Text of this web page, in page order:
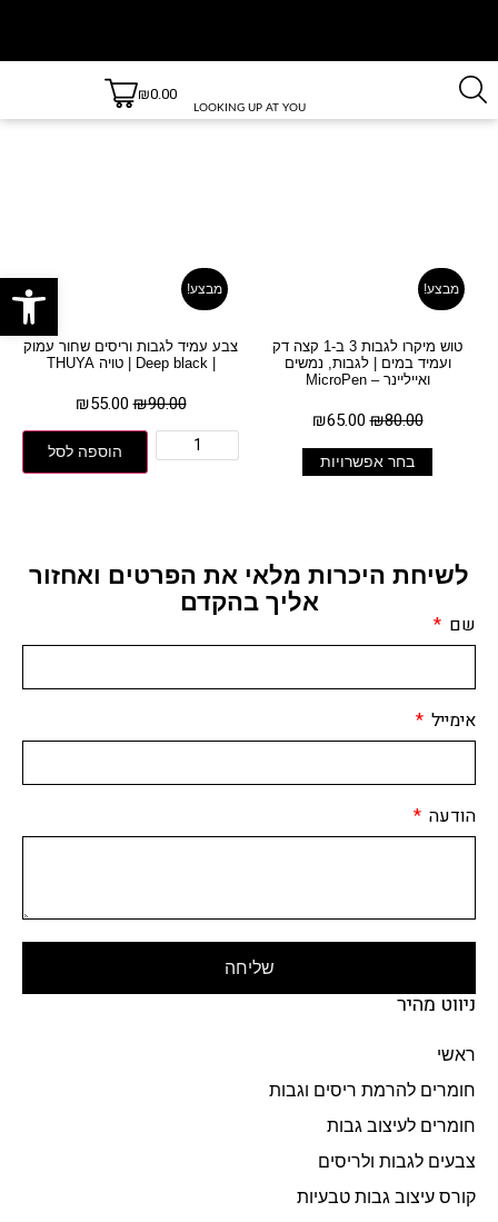
בקנייה
עסקים
LOOKING UP AT YOU
₪0.00
מבצע!
טוש מיקרו לגבות 3 ב-1 קצה דק
ועמיד במים | לגבות, נמשים
ואייליינר – MicroPen
₪80.00
₪65.00
בחר אפשרויות
מבצע!
צבע עמיד לגבות וריסים שחור עמוק
| Deep black | טויה THUYA
₪90.00
₪55.00
הוספה לסל
ניווט מהיר
ראשי
חומרים להרמת ריסים וגבות
חומרים לעיצוב גבות
צבעים לגבות ולריסים
קורס עיצוב גבות טבעיות
לשיחת היכרות מלאי את הפרטים ואחזור
אליך בהקדם
שם
אימייל
הודעה
שליחה
פתח